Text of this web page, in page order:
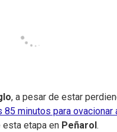
, a pesar de estar
minutos para ovacionar
esta etapa en Peñarol .